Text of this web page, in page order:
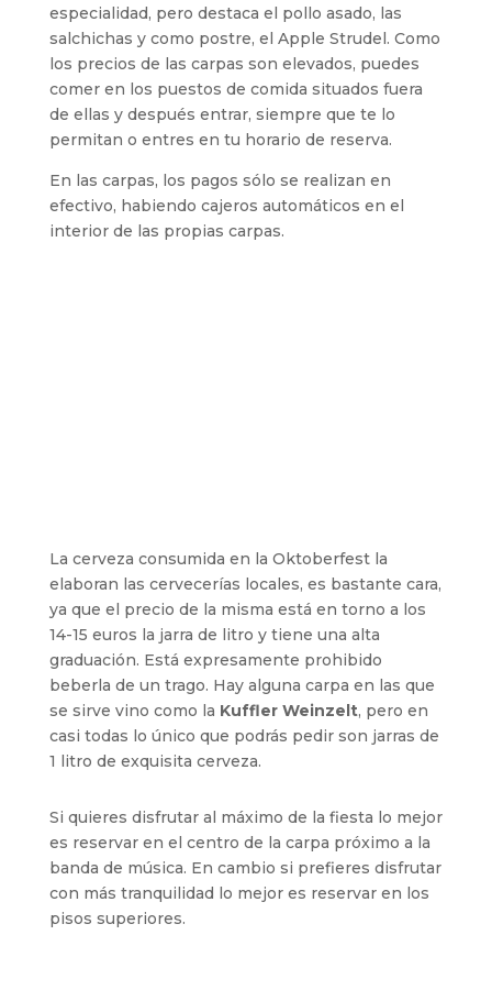
especialidad, pero destaca el pollo asado, las
salchichas y como postre, el Apple Strudel. Como
los precios de las carpas son elevados, puedes
comer en los puestos de comida situados fuera
de ellas y después entrar, siempre que te lo
permitan o entres en tu horario de reserva.
En las carpas, los pagos sólo se realizan en
efectivo, habiendo cajeros automáticos en el
interior de las propias carpas.
La cerveza consumida en la Oktoberfest la
elaboran las cervecerías locales, es bastante cara,
ya que el precio de la misma está en torno a los
14-15 euros la jarra de litro y tiene una alta
graduación. Está expresamente prohibido
beberla de un trago. Hay alguna carpa en las que
se sirve vino como la Kuffler Weinzelt, pero en
casi todas lo único que podrás pedir son jarras de
1 litro de exquisita cerveza.
Si quieres disfrutar al máximo de la fiesta lo mejor
es reservar en el centro de la carpa próximo a la
banda de música. En cambio si prefieres disfrutar
con más tranquilidad lo mejor es reservar en los
pisos superiores.